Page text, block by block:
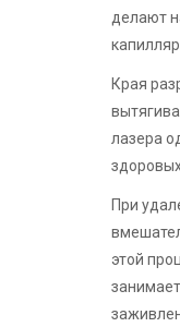
делают
Края
лазера
При
этой